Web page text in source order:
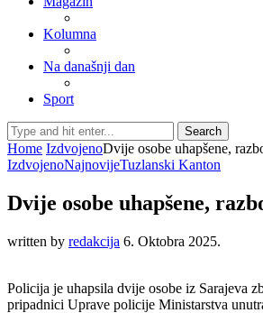
Kolumna
Na današnji dan
Sport
Search
Home IzdvojenoDvije osobe uhapšene,
IzdvojenoNajnovijeTuzlanski Kanton
Dvije osobe uhapšene,
written by redakcija 6. Oktobra 2025.
Policija je uhapsila dvije osobe iz Sarajeva
pripadnici Uprave policije Ministarstva